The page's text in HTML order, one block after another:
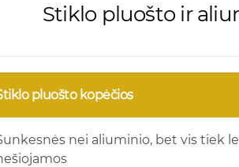
Stiklo pluošto ir
pluošto kopėčios
nei aliuminio, bet vis tiek